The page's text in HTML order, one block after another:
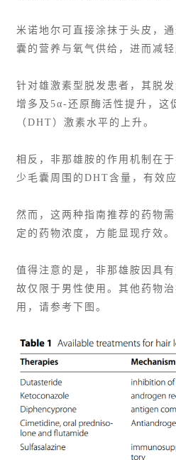
米诺地尔可直接涂抹于头皮，
囊的营养与氧气供给，进而减轻
针对雄激素型脱发患者，其脱
增多及 5α-还原酶活性提升，这
（DHT）激素水平的上升。
相反，非那雄胺的作用机制在
少毛囊周围的DHT含量，有效
然而，这两种指南推荐的药物
定的药物浓度，方能显现疗效。
值得注意的是，非那雄胺因具
故仅限于男性使用。其他药物
用，请参考下图。